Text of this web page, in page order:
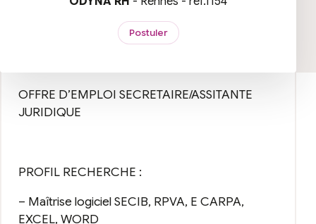
Postuler
OFFRE D’EMPLOI SECRETAIRE/ASSITANTE
JURIDIQUE
PROFIL RECHERCHE :
– Maîtrise logiciel SECIB, RPVA, E CARPA,
EXCEL, WORD